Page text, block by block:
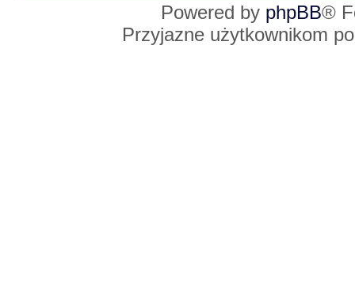
Powered by phpBB®
Przyjazne użytkownikom